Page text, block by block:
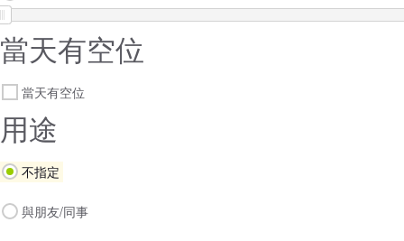
當天有空位
當天有空位
用途
不指定
與朋友/同事